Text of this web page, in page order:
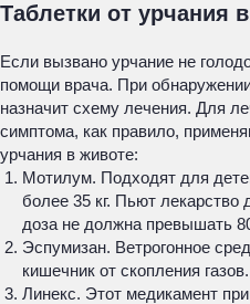
Таблетки от урчания
Если вызвано урчание не
помощи врача. При
назначит схему лечения. Для
симптома, как правило,
урчания в животе:
Мотилум. Подходят для
более 35 кг. Пьют
доза не должна превышать
Эспумизан. Ветрогонное
кишечник от скопления газов.
Линекс. Этот медикамент